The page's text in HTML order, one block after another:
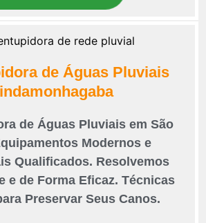
de Águas Pluviais
de Águas Pluviais em São
Modernos e
Qualificados. Resolvemos
e de Forma Eficaz. Técnicas
Preservar Seus Canos.